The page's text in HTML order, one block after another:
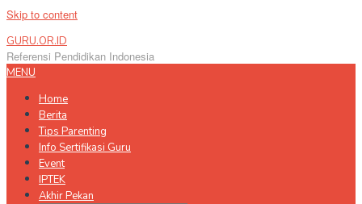
Skip to content
GURU.OR.ID
Referensi Pendidikan Indonesia
MENU
Home
Berita
Tips Parenting
Info Sertifikasi Guru
Event
IPTEK
Akhir Pekan